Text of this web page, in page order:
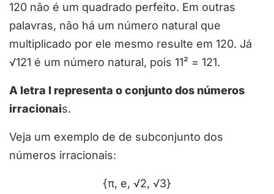
120 não é um quadrado perfeito. Em outras
palavras, não há um número natural que
multiplicado por ele mesmo resulte em 120. Já
√121 é um número natural, pois 11² = 121.
A letra I representa o conjunto dos números
irracionais.
Veja um exemplo de de subconjunto dos
números irracionais:
{π, e, √2, √3}